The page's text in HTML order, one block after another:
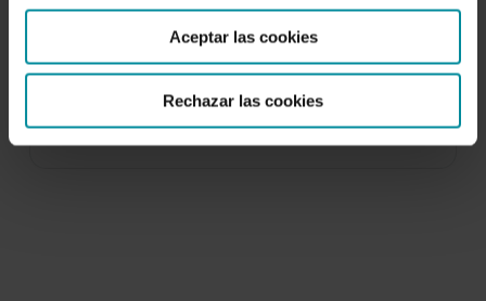
Aceptar las cookies
Rechazar las cookies
su tecnología y rentabilidad
25 de julio de 2014
Cátedra Cajamar de Economía y
Agroalimentación…